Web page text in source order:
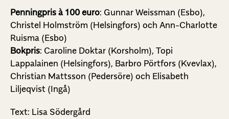
Penningpris à 100 euro: Gunnar Weissman (Esbo),
Christel Holmström (Helsingfors) och Ann-Charlotte
Ruisma (Esbo)
Bokpris: Caroline Doktar (Korsholm), Topi
Lappalainen (Helsingfors), Barbro Pörtfors (Kvevlax),
Christian Mattsson (Pedersöre) och Elisabeth
Liljeqvist (Ingå)
Text: Lisa Södergård